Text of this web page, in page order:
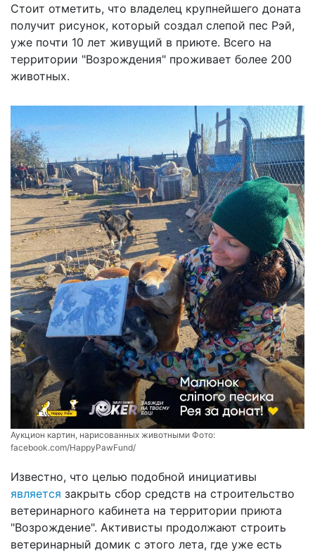
Стоит отметить, что владелец крупнейшего доната
получит рисунок, который создал слепой пес Рэй,
уже почти 10 лет живущий в приюте. Всего на
территории "Возрождения" проживает более 200
животных.
Аукцион картин, нарисованных животными Фото:
facebook.com/HappyPawFund/
Известно, что целью подобной инициативы
является закрыть сбор средств на строительство
ветеринарного кабинета на территории приюта
"Возрождение". Активисты продолжают строить
ветеринарный домик с этого лета, где уже есть